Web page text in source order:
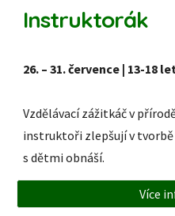
Instruktorák
26. – 31. července | 13-18 let
Vzdělávací zážitkáč v
instruktoři zlepšují v
s dětmi obnáší.
Více